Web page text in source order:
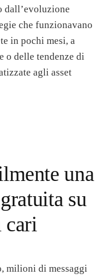
dall’evoluzione
che funzionavano
in pochi mesi, a
o delle tendenze di
agli asset
una
su
cari
milioni di messaggi